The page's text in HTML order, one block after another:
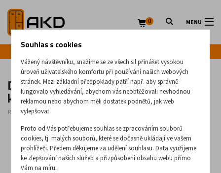
MENU
0
Dvouřadová 5-zásuvková kovová
kartotéka formátu B5 - Szk 318
Rozměry: 1285 x
Souhlas s cookies
Vážený návštěvníku, snažíme se ze všech sil přinášet vysokou
úroveň uživatelského komfortu při používání našich webových
stránek. Mezi základní předpoklady patří např. aby správně
fungovalo vyhledávání, abychom vás neobtěžovali nevhodnou
reklamou nebo abychom měli dostatek podnětů, jak web
vylepšovat.
Proto od Vás potřebujeme souhlas se zpracováním souborů
cookies, tj. malých souborů, které se dočasně ukládají ve vašem
prohlížeči. Předem děkujeme za udělení souhlasu. Data využijeme
ke zlepšování našich služeb a přizpůsobení obsahu webu přímo
Vám na míru.